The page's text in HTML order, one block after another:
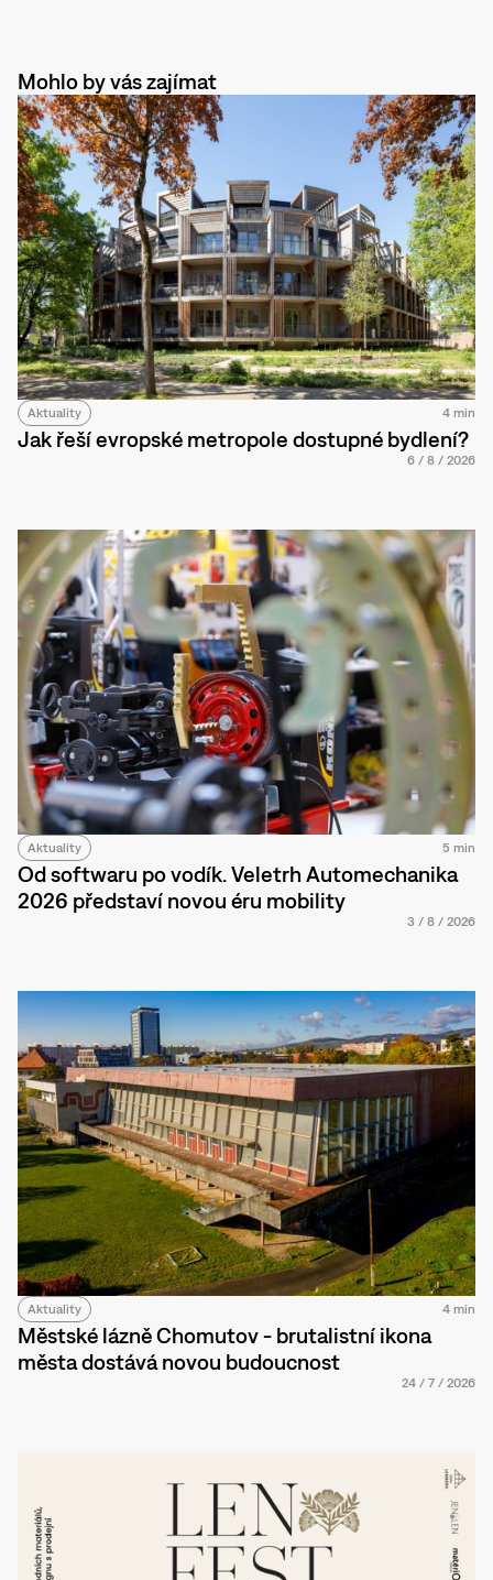
Mohlo by vás zajímat
Aktuality 4 min
Jak řeší evropské metropole dostupné bydlení?
6 / 8 / 2026
Aktuality 5 min
Od softwaru po vodík. Veletrh Automechanika
2026 představí novou éru mobility
3 / 8 / 2026
Aktuality 4 min
Městské lázně Chomutov - brutalistní ikona
města dostává novou budoucnost
24 / 7 / 2026